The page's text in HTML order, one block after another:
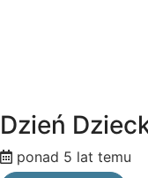
Dzień
ponad 5 lat temu